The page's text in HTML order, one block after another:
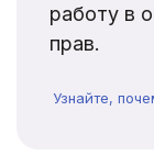
работу в
прав.
Узнайте,